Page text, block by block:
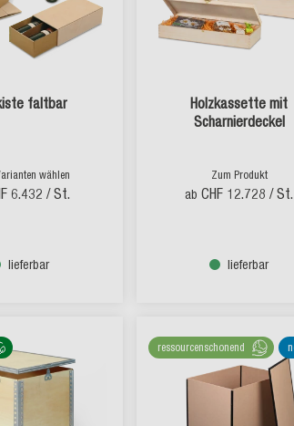
faltbar
wählen
6.432 / St.
lieferbar
Holzkassette mit
Scharnierdeckel
Zum Produkt
ab CHF 12.728 / St.
lieferbar
ressourcenschonend